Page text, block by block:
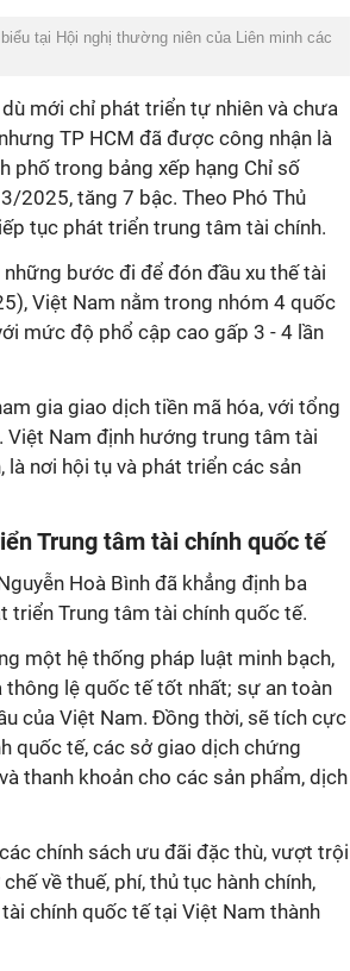
tại Hội nghị thường niên của Liên minh các
mới chỉ phát triển tự nhiên và chưa
TP HCM đã được công nhận là
phố trong bảng xếp hạng Chỉ số
2025, tăng 7 bậc. Theo Phó Thủ
tục phát triển trung tâm tài chính.
bước đi để đón đầu xu thế tài
Việt Nam nằm trong nhóm 4 quốc
mức độ phổ cập cao gấp 3 - 4 lần
gia giao dịch tiền mã hóa, với tổng
Việt Nam định hướng trung tâm tài
nơi hội tụ và phát triển các sản
Trung tâm tài chính quốc tế
Hoà Bình đã khẳng định ba
triển Trung tâm tài chính quốc tế.
một hệ thống pháp luật minh bạch,
lệ quốc tế tốt nhất; sự an toàn
của Việt Nam. Đồng thời, sẽ tích cực
quốc tế, các sở giao dịch chứng
thanh khoản cho các sản phẩm, dịch
chính sách ưu đãi đặc thù, vượt trội
về thuế, phí, thủ tục hành chính,
chính quốc tế tại Việt Nam thành